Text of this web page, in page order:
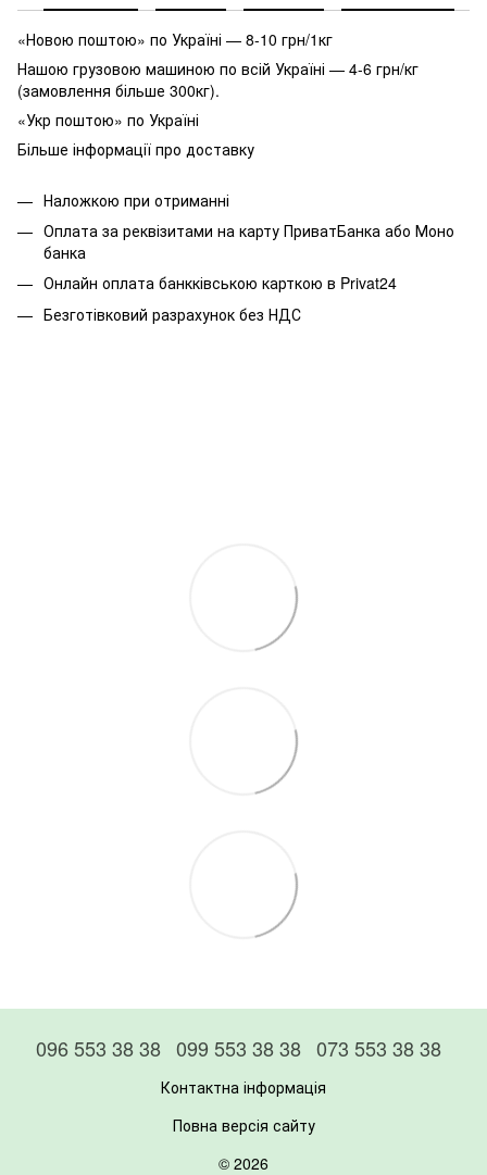
«Новою поштою» по Україні — 8-10 грн/1кг
Нашою грузовою машиною по всій Україні — 4-6 грн/кг
(замовлення більше 300кг).
«Укр поштою» по Україні
Більше інформації про доставку
Наложкою при отриманні
Оплата за реквізитами на карту ПриватБанка або Моно
банка
Онлайн оплата банкківською карткою в Privat24
Безготівковий разрахунок без НДС
096 553 38 38 099 553 38 38 073 553 38 38
Контактна інформація
Повна версія сайту
© 2026